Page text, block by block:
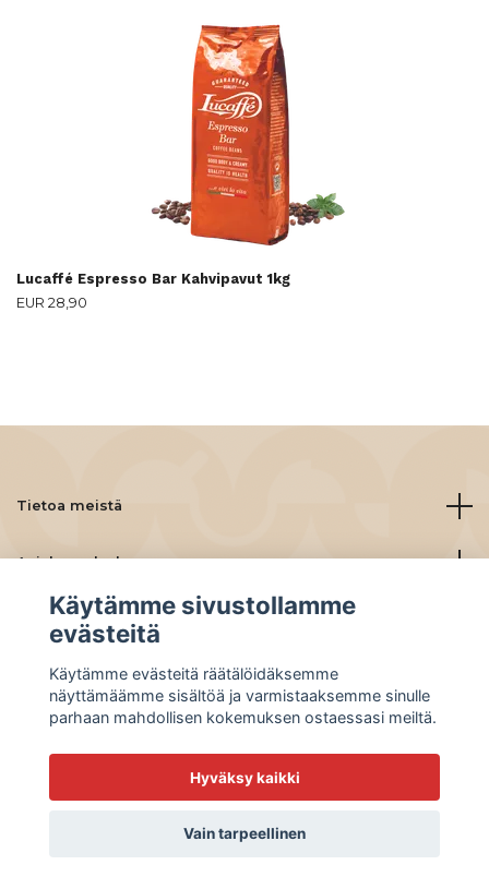
Lucaffé Espresso Bar Kahvipavut 1kg
EUR 28,90
Tietoa meistä
Asiakaspalvelu
Lue lisää
Social Media
© 2026 BeanBuddies
Käytämme sivustollamme
evästeitä
Käytämme evästeitä räätälöidäksemme
näyttämäämme sisältöä ja varmistaaksemme sinulle
parhaan mahdollisen kokemuksen ostaessasi meiltä.
Hyväksy kaikki
Vain tarpeellinen